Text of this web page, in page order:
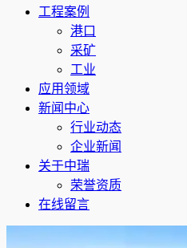
工程案例
港口
采矿
工业
应用领域
新闻中心
行业动态
企业新闻
关于中瑞
荣誉资质
在线留言